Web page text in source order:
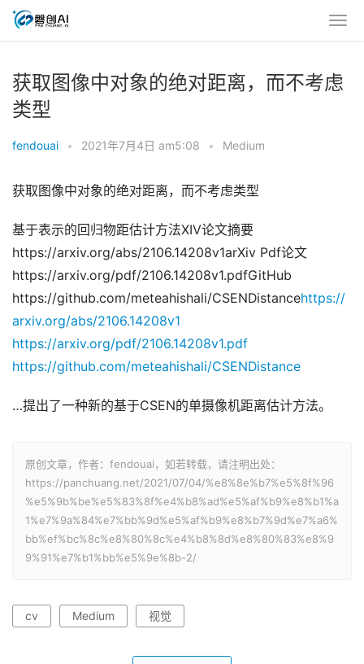
获取图像中对象的绝对距离，而不考虑
类型
fendouai • 2021年7月4日 am5:08 • Medium
获取图像中对象的绝对距离，而不考虑类型
基于表示的回归物距估计方法XIV论文摘要
https://arxiv.org/abs/2106.14208v1arXiv Pdf论文
https://arxiv.org/pdf/2106.14208v1.pdfGitHub
https://github.com/meteahishali/CSENDistancehttps://
arxiv.org/abs/2106.14208v1
https://arxiv.org/pdf/2106.14208v1.pdf
https://github.com/meteahishali/CSENDistance
…提出了一种新的基于CSEN的单摄像机距离估计方法。
原创文章，作者：fendouai，如若转载，请注明出处：
https://panchuang.net/2021/07/04/%e8%8e%b7%e5%8f%96
%e5%9b%be%e5%83%8f%e4%b8%ad%e5%af%b9%e8%b1%a
1%e7%9a%84%e7%bb%9d%e5%af%b9%e8%b7%9d%e7%a6%
bb%ef%bc%8c%e8%80%8c%e4%b8%8d%e8%80%83%e8%9
9%91%e7%b1%bb%e5%9e%8b-2/
cv Medium 视觉